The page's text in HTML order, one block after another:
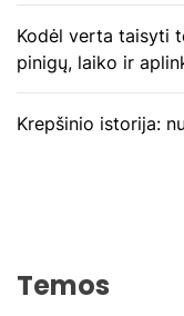
Kodėl verta taisyti
pinigų, laiko ir
Krepšinio istorija:
Temos